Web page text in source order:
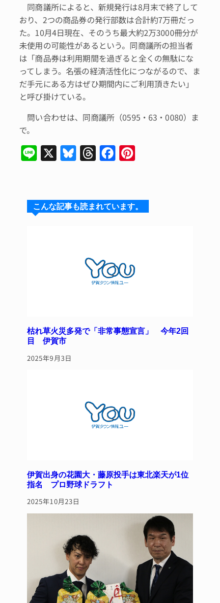
同商議所によると、新規発行は8月末で終了して
おり、2つの商品券の発行部数は合計約7万冊だっ
た。10月4日現在、そのうち最大約2万3000冊分が
未使用の可能性があるという。同商議所の担当者
は「商品券は利用期間を過ぎると全くの無駄にな
ってしまう。名張の経済活性化につながるので、ま
だ手元にある方はぜひ期間内にご利用頂きたい」
と呼び掛けている。
問い合わせは、同商議所（0595・63・0080）ま
で。
Li
n
X Bl
u
s
k
T
hr
a
d
F
a
e
b
k
re
st
こんな記事も読まれています。
枯れ草火災多発で「非常事態宣言」 今年2回
目 伊賀市
2025年9月3日
伊賀出身の花園大・藤原投手は東北楽天が1位
指名 プロ野球ドラフト
2025年10月23日